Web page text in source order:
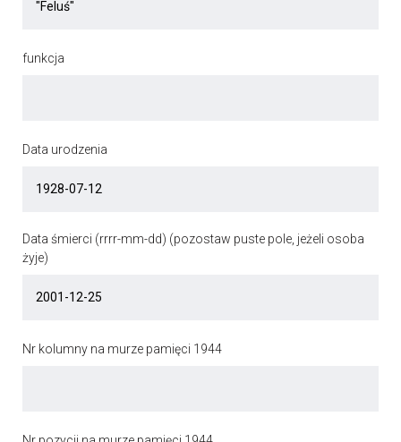
funkcja
Data urodzenia
Data śmierci (rrrr-mm-dd) (pozostaw puste pole, jeżeli osoba
żyje)
Nr kolumny na murze pamięci 1944